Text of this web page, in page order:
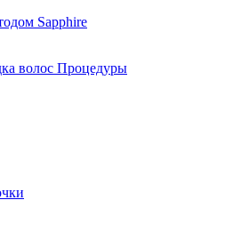
Sapphire
волос Процедуры